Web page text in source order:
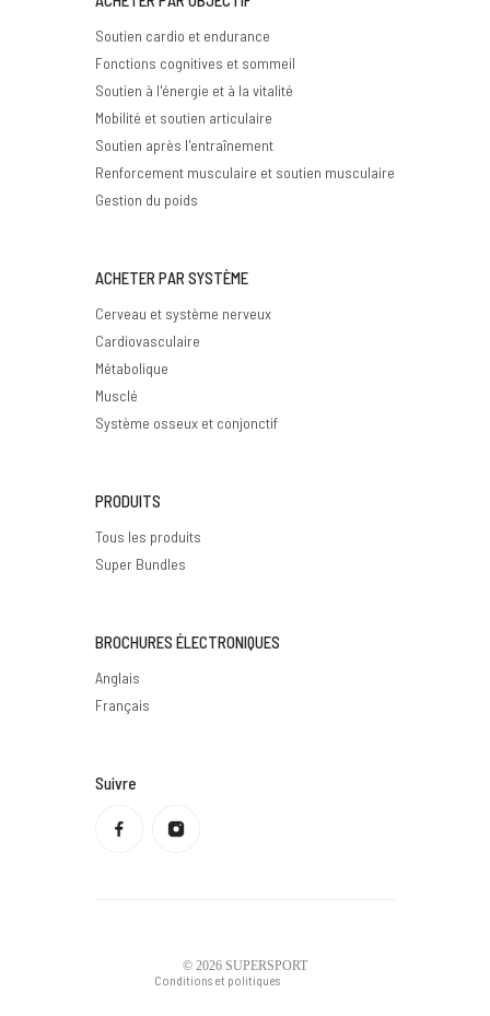
Soutien cardio et endurance
Fonctions cognitives et sommeil
Soutien à l'énergie et à la vitalité
Mobilité et soutien articulaire
Soutien après l'entraînement
Renforcement musculaire et soutien musculaire
Gestion du poids
ACHETER PAR SYSTÈME
Cerveau et système nerveux
Cardiovasculaire
Métabolique
Musclé
Système osseux et conjonctif
PRODUITS
Tous les produits
Super Bundles
BROCHURES ÉLECTRONIQUES
Anglais
Français
Suivre
© 2026 SUPERSPORT
Conditions et politiques
Politique de confidentialité
Politique de remboursement